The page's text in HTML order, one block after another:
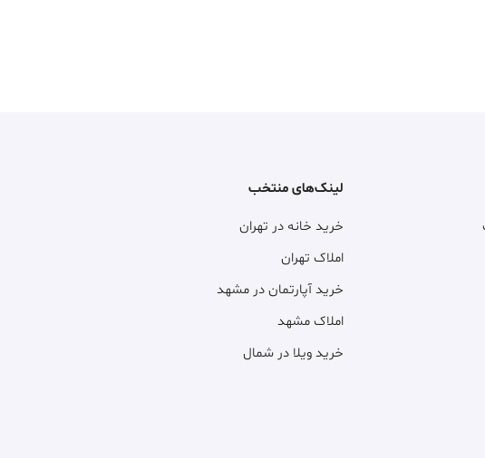
لینک‌های منتخب
خرید خانه در تهران
املاک تهران
خرید آپارتمان در مشهد
املاک مشهد
خرید ویلا در شمال